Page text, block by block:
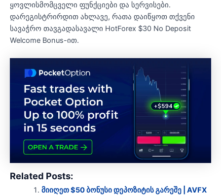
ყოვლისმომცველი ფუნქციები და სერვისები.
დარეგისტრირდით ახლავე, რათა დაიწყოთ თქვენი
სავაჭრო თავგადასავალი HotForex $30 No Deposit
Welcome Bonus-ით.
Related Posts:
მიიღეთ $50 ბონუსი დეპოზიტის გარეშე | AVFX